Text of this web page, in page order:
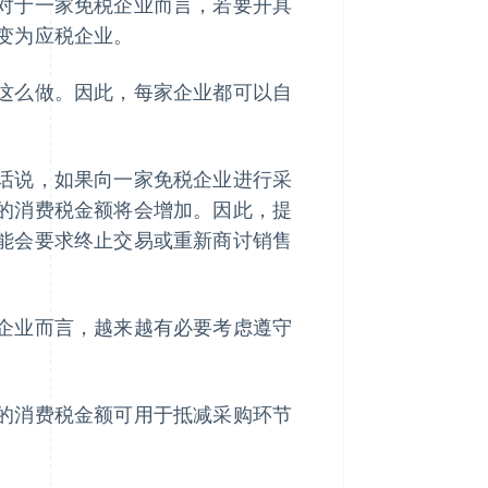
应税企业。
么做。因此，每家企业都可以自
说，如果向一家免税企业进行采
消费税金额将会增加。因此，提
会要求终止交易或重新商讨销售
业而言，越来越有必要考虑遵守
消费税金额可用于抵减采购环节